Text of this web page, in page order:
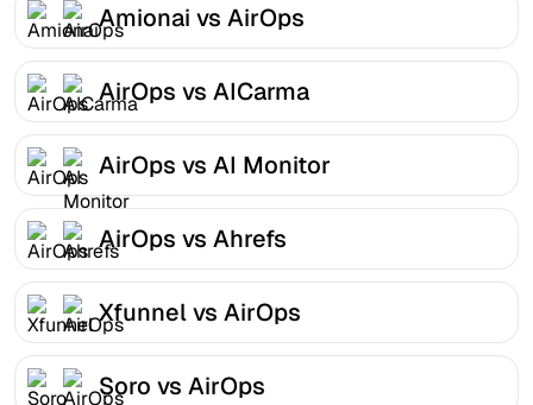
Amionai vs AirOps
AirOps vs AICarma
AirOps vs AI Monitor
AirOps vs Ahrefs
Xfunnel vs AirOps
Soro vs AirOps